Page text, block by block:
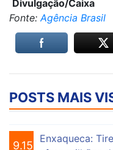
Divulgação/Caixa
Fonte: Agência Brasil
POSTS MAIS
9.154
Enxaqueca: